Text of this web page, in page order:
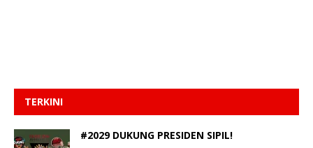
TERKINI
#2029 DUKUNG PRESIDEN SIPIL!